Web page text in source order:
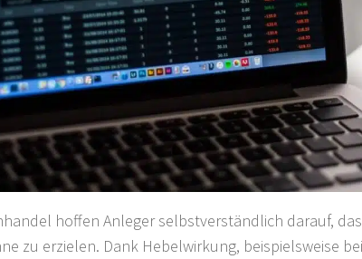
hoffen Anleger selbstverständlich darauf,
zu erzielen. Dank Hebelwirkung, beispielsweise